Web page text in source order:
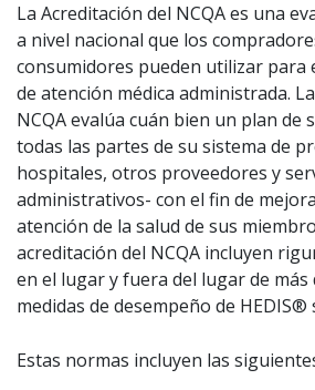
La Acreditación del NCQA es una
a nivel nacional que los
consumidores pueden utilizar para
de atención médica administrada.
NCQA evalúa cuán bien un plan de
todas las partes de su sistema de
hospitales, otros proveedores y
administrativos- con el fin de
atención de la salud de sus
acreditación del NCQA incluyen
en el lugar y fuera del lugar de más
medidas de desempeño de HEDIS®
Estas normas incluyen las